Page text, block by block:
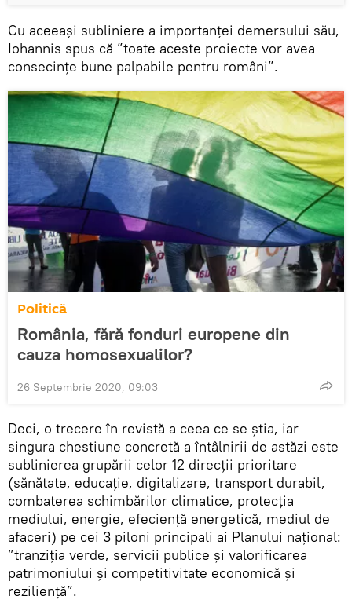
Cu aceeași subliniere a importanței demersului său,
Iohannis spus că ”toate aceste proiecte vor avea
consecințe bune palpabile pentru români”.
Politică
România, fără fonduri europene din
cauza homosexualilor?
26 Septembrie 2020, 09:03
Deci, o trecere în revistă a ceea ce se știa, iar
singura chestiune concretă a întâlnirii de astăzi este
sublinierea grupării celor 12 direcții prioritare
(sănătate, educație, digitalizare, transport durabil,
combaterea schimbărilor climatice, protecția
mediului, energie, efeciență energetică, mediul de
afaceri) pe cei 3 piloni principali ai Planului național:
”tranziția verde, servicii publice și valorificarea
patrimoniului și competitivitate economică și
reziliență”.